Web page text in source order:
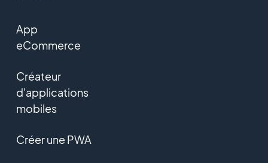
App
eCommerce
Créateur
d'applications
mobiles
Créer une PWA